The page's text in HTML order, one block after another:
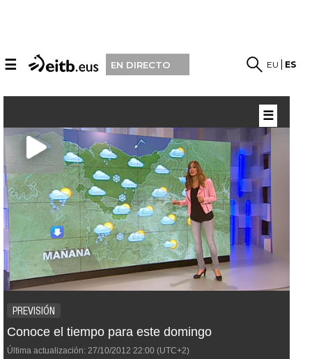
☰ EN DIRECTO EU ES
PREVISIÓN
Conoce el tiempo para este domingo
Última actualización: 27/10/2012 22:00 (UTC+2)
☰